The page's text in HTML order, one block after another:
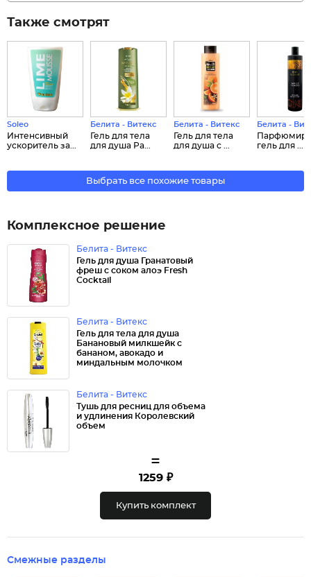
Также смотрят
Soleo
Интенсивный
ускоритель за...
Белита - Витекс
Гель для тела
для душа Ра...
Белита - Витекс
Гель для тела
для душа с ...
Белита -
гель для ...
Выбрать все похожие товары
Комплексное решение
Белита - Витекс
Гель для душа Гранатовый
фреш с соком алоэ Fresh
Cocktail
Белита - Витекс
Гель для тела для душа
Банановый милкшейк с
бананом, авокадо и
миндальным молочком
Белита - Витекс
Тушь для ресниц для объема
и удлинения Королевский
объем
=
1259 ₽
Купить комплект
Смежные разделы